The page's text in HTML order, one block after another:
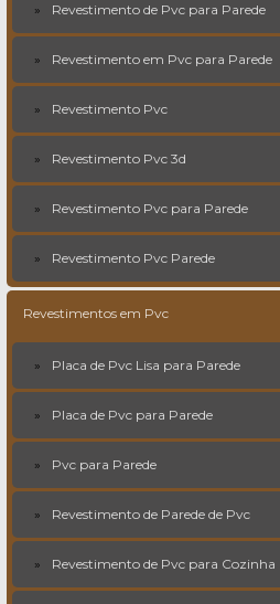
Revestimento de Pvc para Parede
Revestimento em Pvc para Parede
Revestimento Pvc
Revestimento Pvc 3d
Revestimento Pvc para Parede
Revestimento Pvc Parede
Revestimentos em Pvc
Placa de Pvc Lisa para Parede
Placa de Pvc para Parede
Pvc para Parede
Revestimento de Parede de Pvc
Revestimento de Pvc para Cozinha